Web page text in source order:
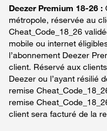
Deezer Premium 18-26 :
métropole, réservée au
Cheat_Code_18_26
mobile ou internet
l’abonnement Deezer
client. Réservé aux
Deezer ou l’ayant résilié
remise
remise
client sera facturé de la